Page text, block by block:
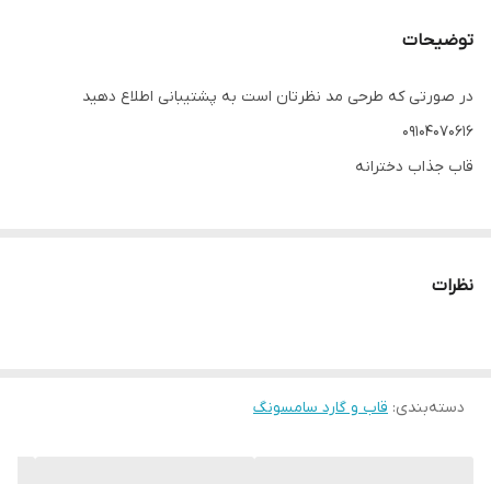
توضیحات
در صورتی که طرحی مد نظرتان است به پشتیبانی اطلاع دهید
09104070616
قاب جذاب دخترانه
نظرات
دسته‌بندی: قاب و گارد سامسونگ